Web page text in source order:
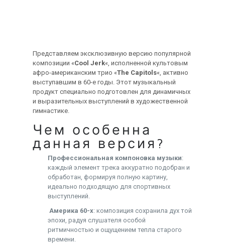
Представляем эксклюзивную версию популярной
композиции «Cool Jerk«, исполненной культовым
афро-американским трио «The Capitols«, активно
выступавшим в 60-е годы. Этот музыкальный
продукт специально подготовлен для динамичных
и выразительных выступлений в художественной
гимнастике.
Чем особенна
данная версия?
Профессиональная компоновка музыки:
каждый элемент трека аккуратно подобран и
обработан, формируя полную картину,
идеально подходящую для спортивных
выступлений.
Америка 60-х: композиция сохранила дух той
эпохи, радуя слушателя особой
ритмичностью и ощущением тепла старого
времени.